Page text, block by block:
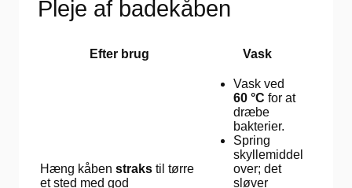
Pleje af badekåben
Efter brug Vask
Hæng kåben straks til tørre
et sted med god
Vask ved
60 °C for at
dræbe
bakterier.
Spring
skyllemiddel
over; det
sløver